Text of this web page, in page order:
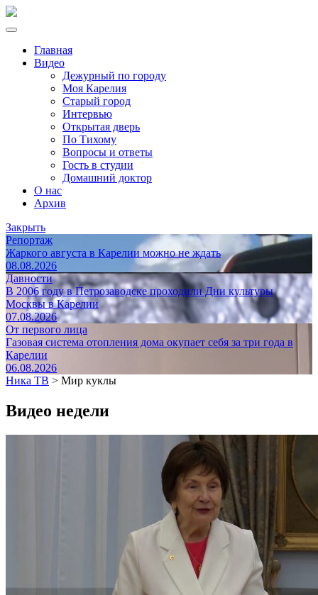
Главная
Видео
Дежурный по городу
Моя Карелия
Старый город
Интервью
Открытая дверь
По Тихому
Вопросы и ответы
Гость в студии
Домашний доктор
О нас
Архив
Закрыть
Репортаж
Жаркого августа в Карелии можно не ждать
08.08.2026
Давности
В 2006 году в Петрозаводске проходили Дни культуры
Москвы в Карелии
07.08.2026
От первого лица
Газовая система отопления дома окупает себя за три года в
Карелии
06.08.2026
Ника ТВ > Мир куклы
Видео недели